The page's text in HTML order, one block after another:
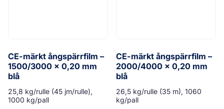
CE-märkt ångspärrfilm –
1500/3000 x 0,20 mm
blå
25,8 kg/rulle (45 jm/rulle),
1000 kg/pall
CE-märkt ångspärrfilm –
2000/4000 x 0,20 mm
blå
26,5 kg/rulle (35 m), 1060
kg/pall